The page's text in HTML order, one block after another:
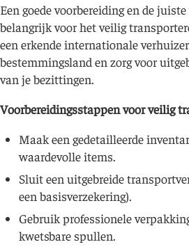
Een goede voorbereiding en de
belangrijk voor het veilig
een erkende internationale
bestemmingsland en zorg voor
van je bezittingen.
Voorbereidingsstappen voor veilig
Maak een gedetailleerde
waardevolle items.
Sluit een uitgebreide
een basisverzekering).
Gebruik professionele
kwetsbare spullen.